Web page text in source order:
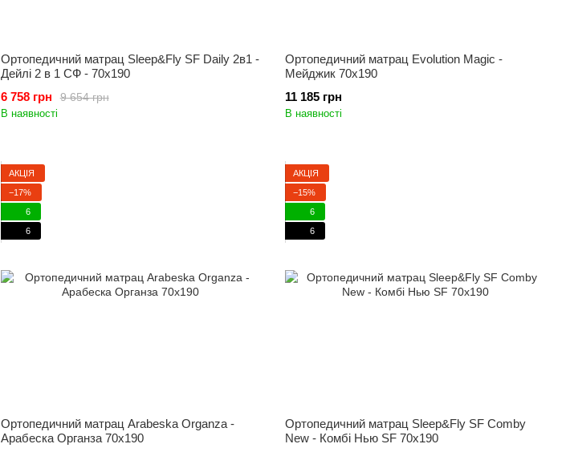
Ортопедичний матрац Sleep&Fly SF Daily 2в1 -
Дейлі 2 в 1 СФ - 70x190
9 654 грн
6 758 грн
В наявності
Ортопедичний матрац Evolution Magic -
Мейджик 70x190
11 185 грн
В наявності
АКЦІЯ
−17%
6
6
Ортопедичний матрац Arabeska Organza -
Арабеска Органза 70x190
АКЦІЯ
−15%
6
6
Ортопедичний матрац Sleep&Fly SF Comby
New - Комбі Нью SF 70x190